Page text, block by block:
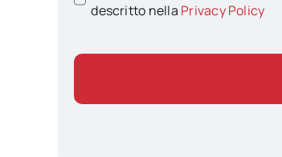
descritto nella Privacy Policy